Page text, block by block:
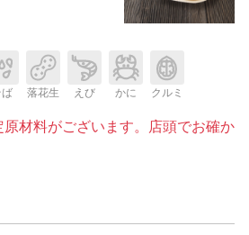
落花生 えび かに クルミ
材料がございます。店頭でお確か